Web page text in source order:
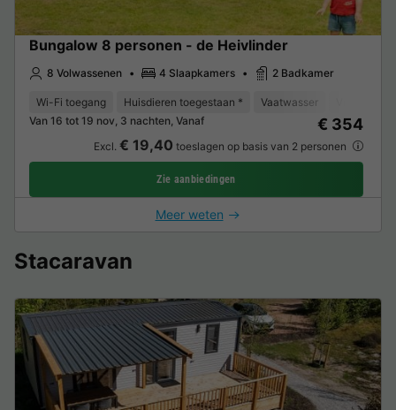
Bungalow 8 personen - de Heivlinder
8 Volwassenen 4 Slaapkamers 2 Badkamer
Wi-Fi toegang Huisdieren toegestaan * Vaatwasser
Van 16 tot 19 nov, 3 nachten, Vanaf
€ 354
Excl. € 19,40 toeslagen op basis van 2 personen
Zie aanbiedingen
Meer weten
Stacaravan